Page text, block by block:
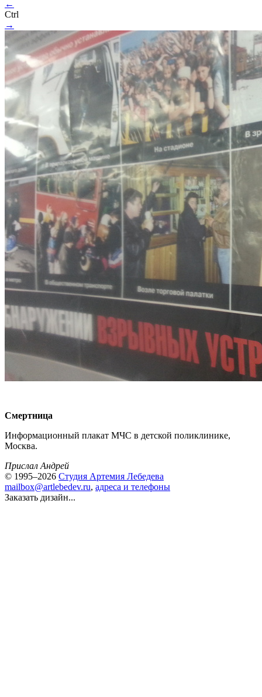
←
Ctrl
→
Смертница
Информационный плакат МЧС в детской поликлинике,
Москва.
Прислал Андрей
© 1995–2026 Студия Артемия Лебедева
mailbox@artlebedev.ru, адреса и телефоны
Заказать дизайн...